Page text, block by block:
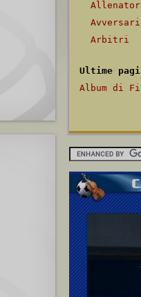
Arbitri
Ultime
Album di